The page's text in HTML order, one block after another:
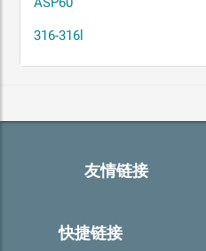
316-316l
友情链接
快捷链接